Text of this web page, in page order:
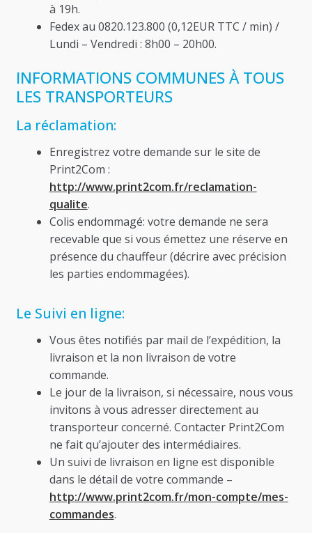
à 19h.
Fedex au 0820.123.800 (0,12EUR TTC / min) /
Lundi – Vendredi : 8h00 – 20h00.
INFORMATIONS COMMUNES À TOUS
LES TRANSPORTEURS
La réclamation:
Enregistrez votre demande sur le site de
Print2Com :
http://www.print2com.fr/reclamation-
qualite.
Colis endommagé: votre demande ne sera
recevable que si vous émettez une réserve en
présence du chauffeur (décrire avec précision
les parties endommagées).
Le Suivi en ligne:
Vous êtes notifiés par mail de l’expédition, la
livraison et la non livraison de votre
commande.
Le jour de la livraison, si nécessaire, nous vous
invitons à vous adresser directement au
transporteur concerné. Contacter Print2Com
ne fait qu’ajouter des intermédiaires.
Un suivi de livraison en ligne est disponible
dans le détail de votre commande –
http://www.print2com.fr/mon-compte/mes-
commandes.